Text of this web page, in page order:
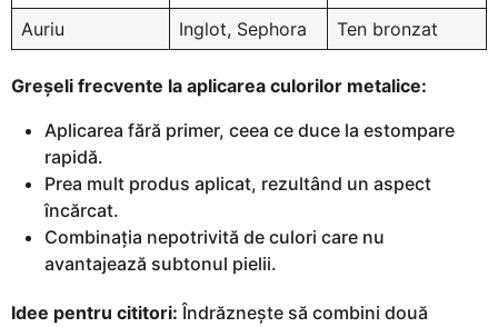
Auriu
Inglot, Sephora Ten bronzat
Greșeli frecvente la aplicarea culorilor metalice:
Aplicarea fără primer, ceea ce duce la estompare
rapidă.
Prea mult produs aplicat, rezultând un aspect
încărcat.
Combinația nepotrivită de culori care nu
avantajează subtonul pielii.
Idee pentru cititori: Îndrăznește să combini două